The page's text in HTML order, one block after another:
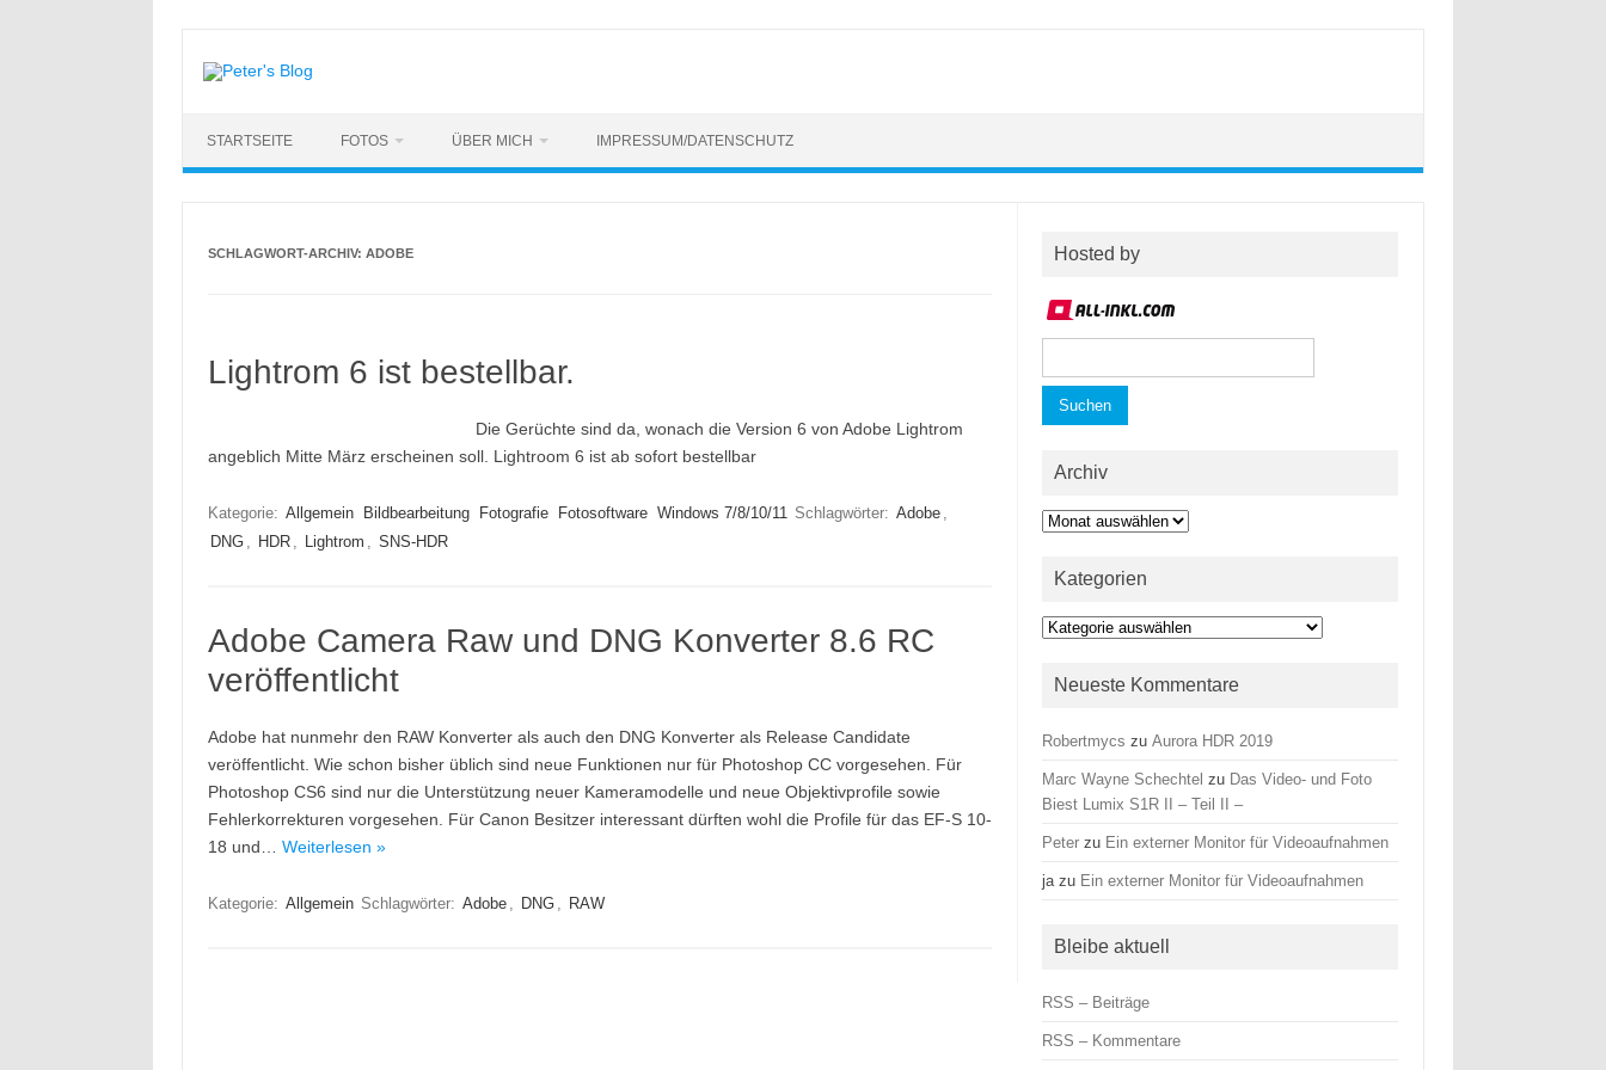
springen
STARTSEITE FOTOS ÜBER MICH IMPRESSUM/DATENSCHUTZ
SCHLAGWORT-ARCHIV: ADOBE
Lightrom 6 ist bestellbar.
Die Gerüchte sind da, wonach die Version 6 von Adobe Lightrom
angeblich Mitte März erscheinen soll. Lightroom 6 ist ab sofort bestellbar
Kategorie: Allgemein Bildbearbeitung Fotografie Fotosoftware Windows 7/8/10/11 Schlagwörter: Adobe ,
DNG , HDR , Lightrom , SNS-HDR
Adobe Camera Raw und DNG Konverter 8.6 RC
veröffentlicht
Adobe hat nunmehr den RAW Konverter als auch den DNG Konverter als Release Candidate
veröffentlicht. Wie schon bisher üblich sind neue Funktionen nur für Photoshop CC vorgesehen. Für
Photoshop CS6 sind nur die Unterstützung neuer Kameramodelle und neue Objektivprofile sowie
Fehlerkorrekturen vorgesehen. Für Canon Besitzer interessant dürften wohl die Profile für das EF-S 10-
18 und… Weiterlesen »
Kategorie: Allgemein Schlagwörter: Adobe , DNG , RAW
Hosted by
nach:
Archiv
Archiv
Kategorien
Kategorien
Neueste Kommentare
Robertmycs zuAurora HDR 2019
Marc Wayne Schechtel zu Das Video- und Foto
Biest Lumix S1R II – Teil II –
Peter zu Ein externer Monitor für Videoaufnahmen
jazu Ein externer Monitor für Videoaufnahmen
Bleibe aktuell
RSS – Beiträge
RSS – Kommentare